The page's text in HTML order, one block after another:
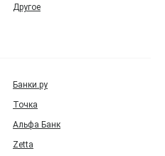
Другое
Банки.ру
Точка
Альфа Банк
Zetta